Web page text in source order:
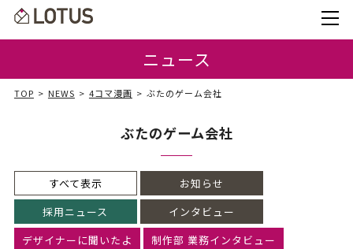
ニュース
TOP NEWS 4コマ漫画 ぶたのゲーム会社
ぶたのゲーム会社
すべて表示
お知らせ
採用ニュース
インタビュー
デザイナーに聞いたよ
制作部 業務インタビュー